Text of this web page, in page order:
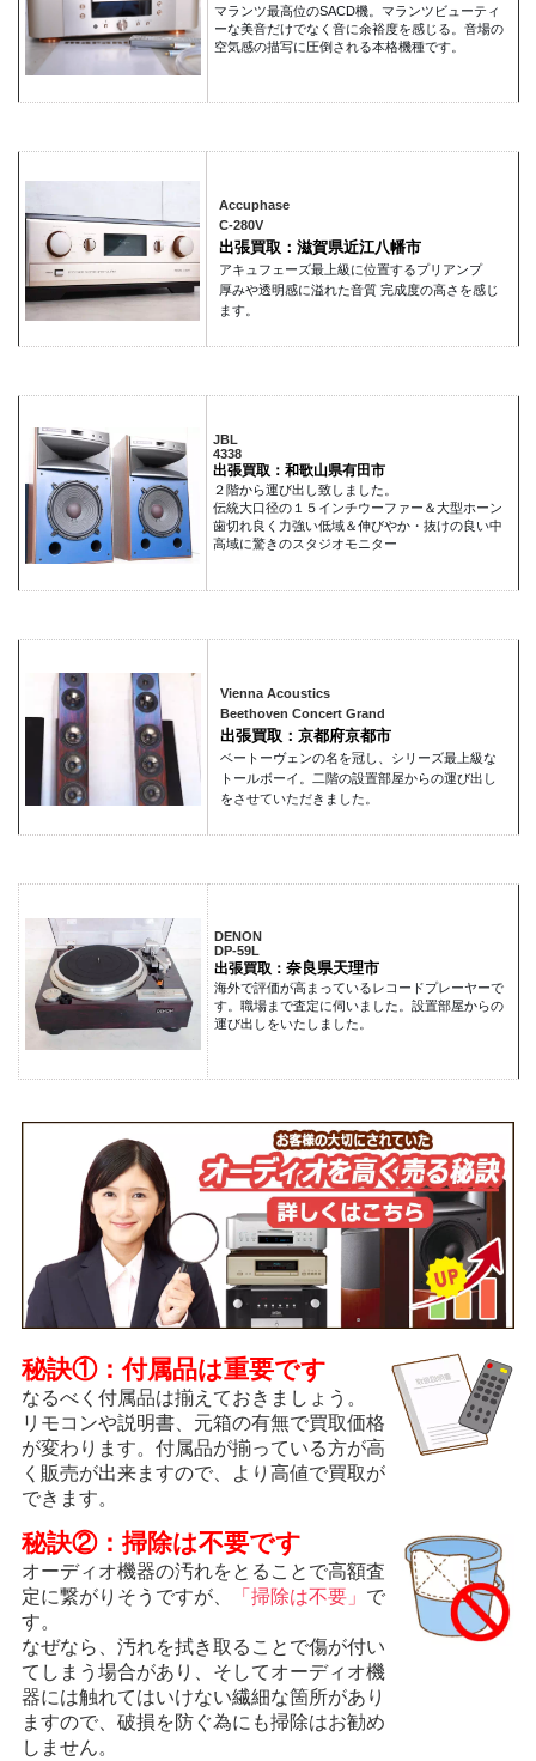
マランツ最高位のSACD機。マランツビューティ
ーな美音だけでなく音に余裕度を感じる。音場の
空気感の描写に圧倒される本格機種です。
Accuphase
C-280V
出張買取：滋賀県近江八幡市
アキュフェーズ最上級に位置するプリアンプ
厚みや透明感に溢れた音質 完成度の高さを感じ
ます。
JBL
4338
出張買取：和歌山県有田市
２階から運び出し致しました。
伝統大口径の１５インチウーファー＆大型ホーン
歯切れ良く力強い低域＆伸びやか・抜けの良い中
高域に驚きのスタジオモニター
Vienna Acoustics
Beethoven Concert Grand
出張買取：京都府京都市
ベートーヴェンの名を冠し、シリーズ最上級な
トールボーイ。二階の設置部屋からの運び出し
をさせていただきました。
DENON
DP-59L
出張買取： 奈良県天理市
海外で評価が高まっているレコードプレーヤーで
す。職場まで査定に伺いました。設置部屋からの
運び出しをいたしました。
秘訣①：付属品は重要です
なるべく付属品は揃えておきましょう。
リモコンや説明書、元箱の有無で買取価格
が変わります。付属品が揃っている方が高
く販売が出来ますので、より高値で買取が
できます。
秘訣②：掃除は不要です
オーディオ機器の汚れをとることで高額査
定に繋がりそうですが、
「掃除は不要」 で
す。
なぜなら、汚れを拭き取ることで傷が付い
てしまう場合があり、そしてオーディオ機
器には触れてはいけない繊細な箇所があり
ますので、破損を防ぐ為にも掃除はお勧め
しません。